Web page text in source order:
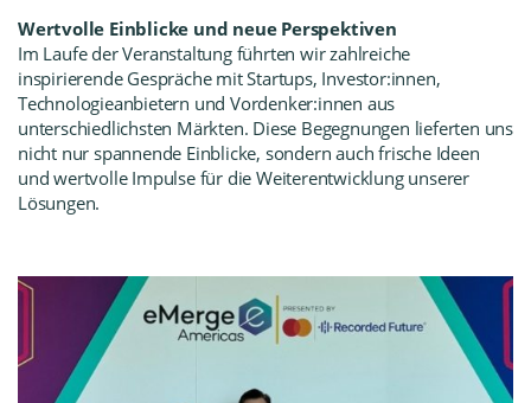
Wertvolle Einblicke und neue Perspektiven
Im Laufe der Veranstaltung führten wir zahlreiche
inspirierende Gespräche mit Startups, Investor:innen,
Technologieanbietern und Vordenker:innen aus
unterschiedlichsten Märkten. Diese Begegnungen lieferten uns
nicht nur spannende Einblicke, sondern auch frische Ideen
und wertvolle Impulse für die Weiterentwicklung unserer
Lösungen.